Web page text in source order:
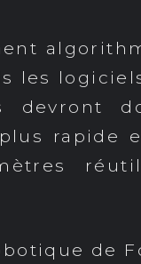
les
rapide
de